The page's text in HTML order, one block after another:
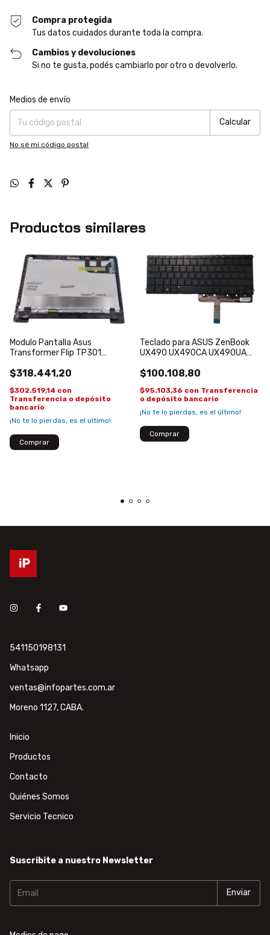
Compra protegida
Tus datos cuidados durante toda la compra.
Cambios y devoluciones
Si no te gusta, podés cambiarlo por otro o devolverlo.
Entregas para el CP:
Medios de envío
Calcular
No sé mi código postal
Productos similares
Modulo Pantalla Asus
Transformer Flip TP301
$318.441,20
$302.519,14 con
Transferencia o depósito
bancario
¡No te lo pierdas, es el último!
Teclado para ASUS ZenBook
UX490 UX490CA UX490UA
Retroiluminado Azul Y Dorado
$100.108,80
$95.103,36 con Transferencia
o depósito bancario
¡No te lo pierdas, es el último!
541150198131
Whatsapp
ventas@infopartes.com.ar
Moreno 1127, CABA.
Inicio
Productos
Contacto
Quiénes Somos
Servicio Tecnico
Suscribite a nuestro Newsletter